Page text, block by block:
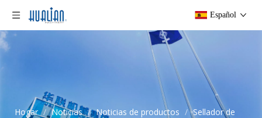
Español
Hogar / Noticias / Noticias de productos / Sellador de